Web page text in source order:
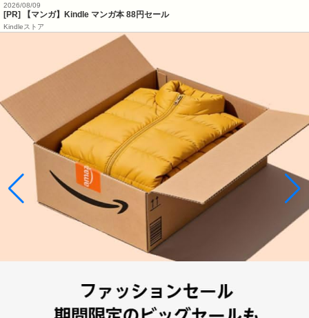
2026/08/09
[PR] 【マンガ】Kindle マンガ本 88円セール
Kindleストア